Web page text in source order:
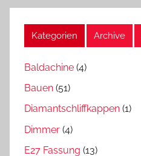
Kategorien Archive
Baldachine (4)
Bauen (51)
Diamantschliffkappen (1)
Dimmer (4)
E27 Fassung (13)